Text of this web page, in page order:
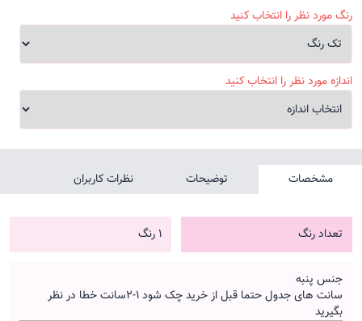
رنگ مورد نظر را انتخاب کنید
اندازه مورد نظر را انتخاب کنید
مشخصات توضیحات نظرات کاربران
تعداد رنگ 1 رنگ
جنس پنبه
سانت های جدول حتما قبل از خرید چک شود ۱-۲سانت خطا در نظر
بگیرید